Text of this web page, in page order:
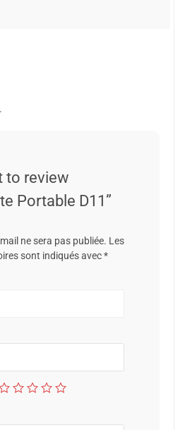
to review
Portable D11”
ne sera pas publiée. Les
sont indiqués avec*